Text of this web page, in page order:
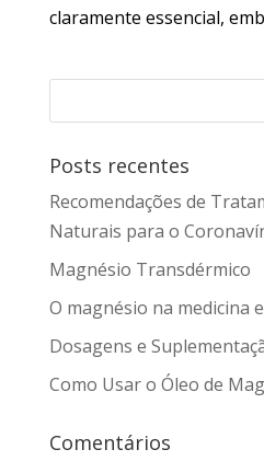
claramente essencial,
Posts recentes
Recomendações de
Naturais para o
Magnésio Transdérmico
O magnésio na medicina
Dosagens e
Como Usar o Óleo de
Comentários